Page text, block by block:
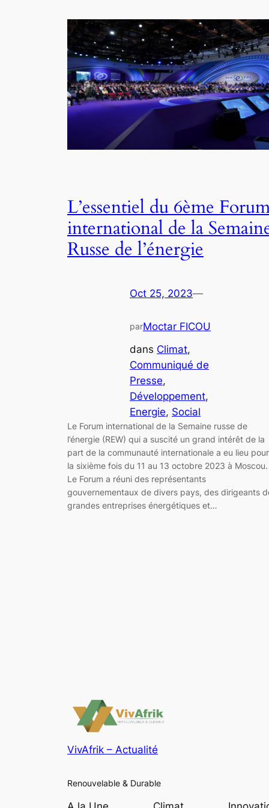
L’essentiel du 6ème
international de la
Russe de l’énergie
Oct 25, 2023—
parMoctar FICOU
dans Climat
Communiqué de
Presse
Développement
Energie, Social
Le Forum international de la Semaine russe de
l’énergie (REW) qui a suscité un grand intérêt de la
part de la communauté internationale a eu lieu pour
la sixième fois du 11 au 13 octobre 2023 à Moscou.
Le Forum a réuni des représentants
gouvernementaux de divers pays, des dirigeants
grandes entreprises énergétiques et…
VivAfrik – Actualité
Renouvelable & Durable